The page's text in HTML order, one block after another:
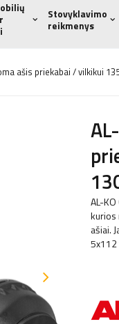
Stovyklavimo
reikmenys
ašis priekabai / vilkikui
AL-
kurios
ašiai.
5x112